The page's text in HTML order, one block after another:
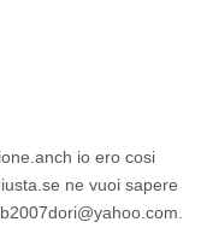
io ero cosi
ne vuoi sapere